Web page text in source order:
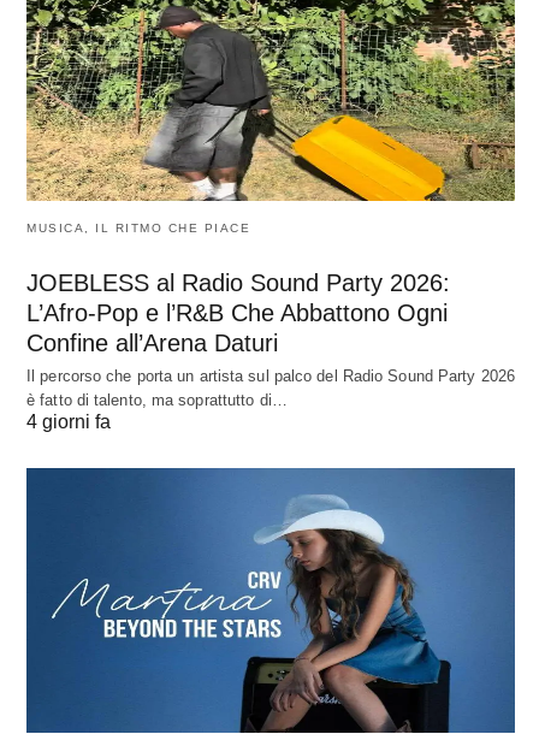
MUSICA, IL RITMO CHE PIACE
JOEBLESS al Radio Sound Party 2026:
L’Afro-Pop e l’R&B Che Abbattono Ogni
Confine all’Arena Daturi
Il percorso che porta un artista sul palco del Radio Sound Party 2026
è fatto di talento, ma soprattutto di…
4 giorni fa